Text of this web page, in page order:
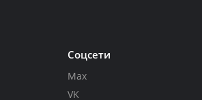
Соцсети
Max
VK